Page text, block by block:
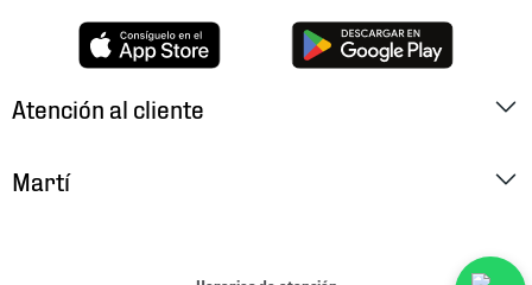
Atención al cliente
Martí